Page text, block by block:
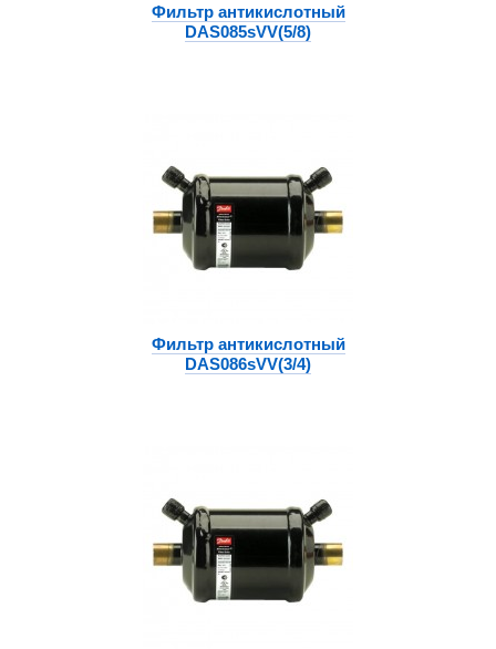
Фильтр антикислотный
DAS085sVV(5/8)
Фильтр антикислотный
DAS086sVV(3/4)